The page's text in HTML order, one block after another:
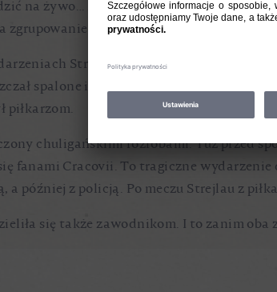
na żywo… Arrigo Sacchi. Tak, to nie
zgrupowanie biało-czerwonych. I tylko
Strejlau nie miał problemów z
spalone i gwizdał wtedy, gdy
piłkarzom.
chuligańskimi rozróbami. Tuż przed
fanami Cracovii. To tragiczne
a później z policją. Po meczu Strejlau z
się także zawodnikom. I to zanim oba